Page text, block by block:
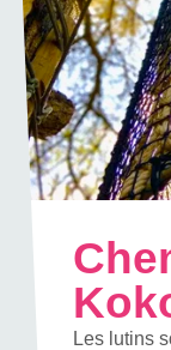
Les lutins